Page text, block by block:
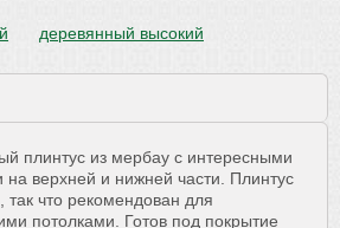
деревянный высокий
плинтус из мербау с интересными
на верхней и нижней части. Плинтус
так что рекомендован для
потолками. Готов под покрытие